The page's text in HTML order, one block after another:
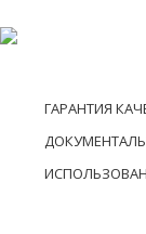
ГАРАНТИЯ